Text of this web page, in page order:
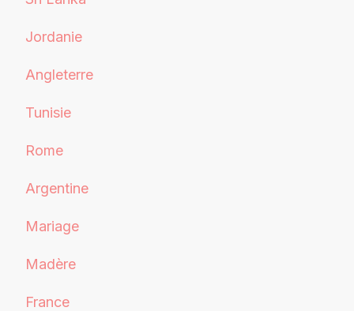
Jordanie
Angleterre
Tunisie
Rome
Argentine
Mariage
Madère
France